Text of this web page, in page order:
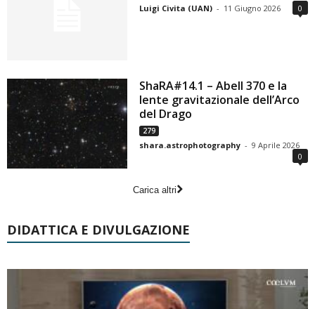
Luigi Civita (UAN) - 11 Giugno 2026 0
ShaRA#14.1 – Abell 370 e la
lente gravitazionale dell’Arco
del Drago
279
shara.astrophotography - 9 Aprile 2026
0
Carica altri
DIDATTICA E DIVULGAZIONE